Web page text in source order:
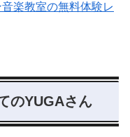
楽教室の無料体験レ
のYUGAさん